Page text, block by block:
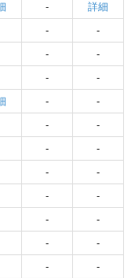
-
詳細
-
-
-
-
-
-
-
-
-
-
-
-
-
-
-
-
-
-
-
-
-
-